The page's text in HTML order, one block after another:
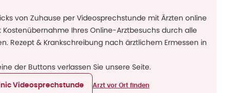
von Zuhause per Videosprechstunde mit Ärzten online
Kostenübernahme Ihres Online-Arztbesuchs durch alle
Rezept & Krankschreibung nach ärztlichem Ermessen in
der Buttons verlassen Sie unsere Seite.
Videosprechstunde Arzt vor Ort finden